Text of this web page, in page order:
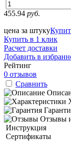
455.94 руб.
цена за штуку
Купить в 1 клик
Расчет доставки
Добавить в
Рейтинг
0 отзывов
Сравнить
Отзывы
Инструкция
Сертификаты